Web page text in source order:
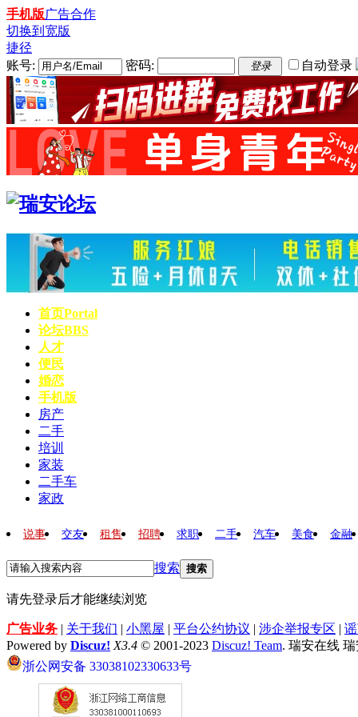
手机版广告合作
切换到宽版
捷径
账号:
密码: 登录 自动登录
首页Portal
论坛BBS
人才
便民
婚恋
手机版
房产
二手
培训
家装
二手车
家政
说事 交友 租售 招聘 求职 二手 汽车 美食 金融
搜索 搜索
请先登录后才能继续浏览
广告业务 | 关于我们 | 小黑屋 | 平台公约协议 | 涉企举报专区 |
Powered by Discuz! X3.4 © 2001-2023 Discuz! Team. 瑞安在线
浙公网安备 33038102330633号